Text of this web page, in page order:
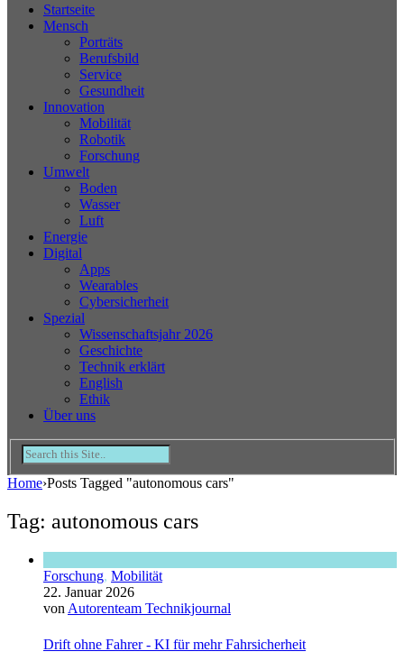
Startseite
Mensch
Porträts
Berufsbild
Service
Gesundheit
Innovation
Mobilität
Robotik
Forschung
Umwelt
Boden
Wasser
Luft
Energie
Digital
Apps
Wearables
Cybersicherheit
Spezial
Wissenschaftsjahr 2026
Geschichte
Technik erklärt
English
Ethik
Über uns
Home›Posts Tagged "autonomous cars"
Tag: autonomous cars
Forschung, Mobilität
22. Januar 2026
von Autorenteam Technikjournal
Drift ohne Fahrer - KI für mehr Fahrsicherheit